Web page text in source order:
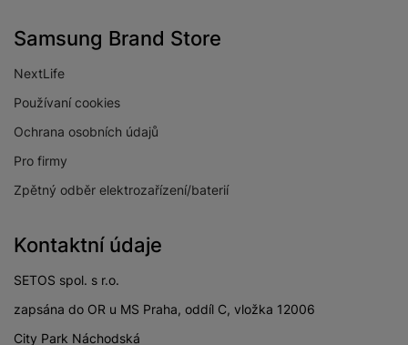
Samsung Brand Store
NextLife
Používaní cookies
Ochrana osobních údajů
Pro firmy
Zpětný odběr elektrozařízení/baterií
Kontaktní údaje
SETOS spol. s r.o.
zapsána do OR u MS Praha, oddíl C, vložka 12006
City Park Náchodská